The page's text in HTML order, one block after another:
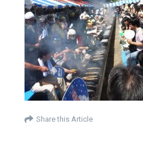
Share this Article